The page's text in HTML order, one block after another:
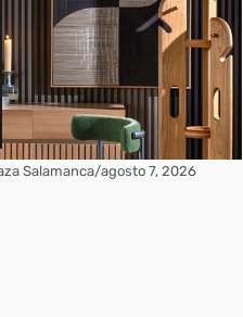
Salamanca/agosto 7, 2026